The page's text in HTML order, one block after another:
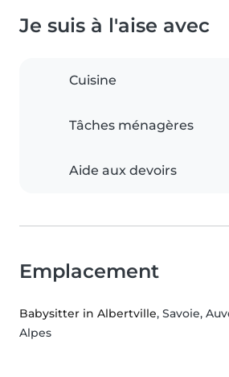
Je suis à l'aise avec
Cuisine
Tâches ménagères
Aide aux devoirs
Emplacement
Babysitter in Albertville, Savoie,
Alpes